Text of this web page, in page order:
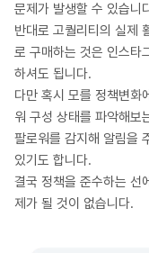
문제가 발생할 수 있습니
반대로 고퀄리티의 실제
로 구매하는 것은 인스타
하셔도 됩니다.
다만 혹시 모를 정책변화
워 구성 상태를 파악해보
팔로워를 감지해 알림을
있기도 합니다.
결국 정책을 준수하는 선
제가 될 것이 없습니다.